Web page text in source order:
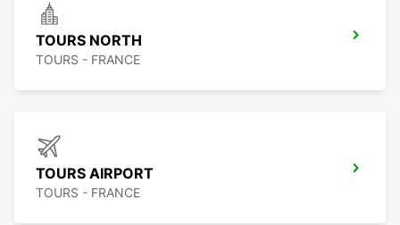
TOURS NORTH
TOURS - FRANCE
TOURS AIRPORT
TOURS - FRANCE